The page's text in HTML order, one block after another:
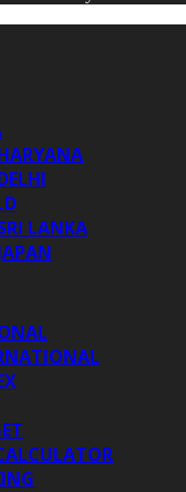
LANKA